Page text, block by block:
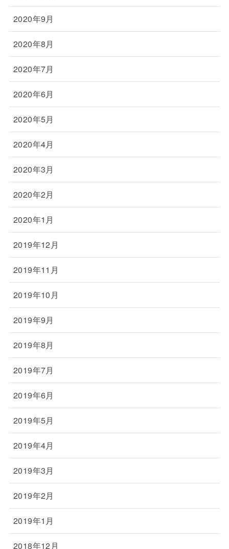
2020年9月
2020年8月
2020年7月
2020年6月
2020年5月
2020年4月
2020年3月
2020年2月
2020年1月
2019年12月
2019年11月
2019年10月
2019年9月
2019年8月
2019年7月
2019年6月
2019年5月
2019年4月
2019年3月
2019年2月
2019年1月
2018年12月